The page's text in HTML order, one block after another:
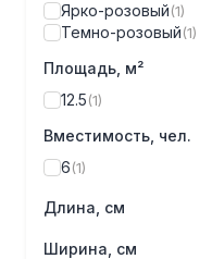
Ярко-розовый(1)
Темно-розовый(1)
Площадь, м²
12.5(1)
Вместимость, чел.
6(1)
Длина, см
Ширина, см